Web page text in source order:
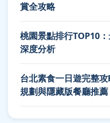
賞全攻略
桃園景點排行TOP10
深度分析
台北素食一日遊完整
規劃與隱藏版餐廳推薦